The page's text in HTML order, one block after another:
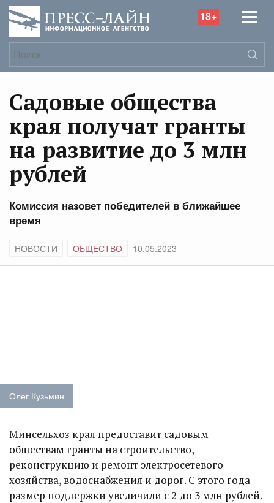
18+
Садовые общества
края получат гранты
на развитие до 3 млн
рублей
Комиссия назовет победителей в ближайшее
время
НОВОСТИ ОБЩЕСТВО 10.05.2023
Олег Кузьмин
Минсельхоз края предоставит садовым
обществам гранты на строительство,
реконструкцию и ремонт электросетевого
хозяйства, водоснабжения и дорог. С этого года
размер поддержки увеличили с 2 до 3 млн рублей.